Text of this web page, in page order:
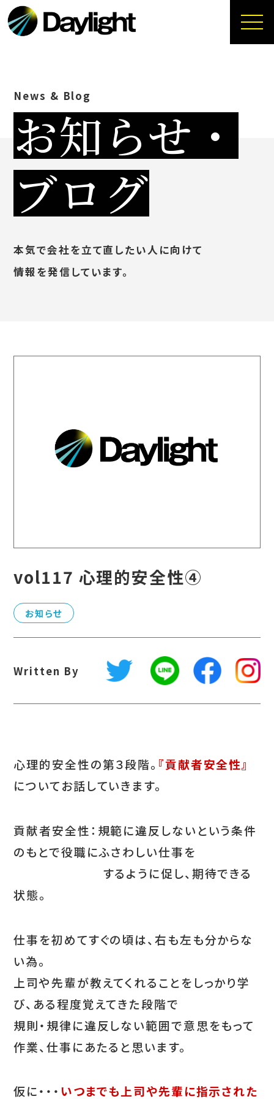
News & Blog
お知らせ・
ブログ
本気で会社を立て直したい人に向けて
情報を発信しています。
vol117 心理的安全性④
お知らせ
Written By
心理的安全性の第３段階。 『貢献者安全性』
についてお話していきます。
貢献者安全性：規範に違反しないという条件
のもとで役職にふさわしい仕事を
するように促し、期待できる
状態。
仕事を初めてすぐの頃は、右も左も分からな
い為。
上司や先輩が教えてくれることをしっかり学
び、ある程度覚えてきた段階で
規則・規律に違反しない範囲で意思をもって
作業、仕事にあたると思います。
仮に・・・ いつまでも上司や先輩に指示された